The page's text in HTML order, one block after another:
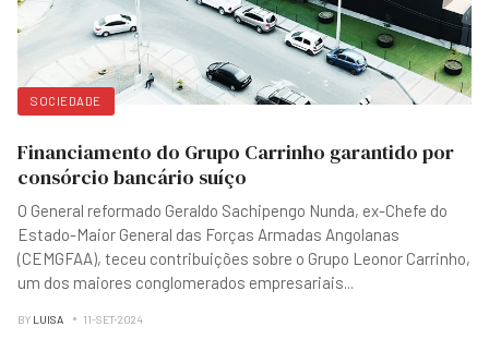
SOCIEDADE
Financiamento do Grupo Carrinho garantido por
consórcio bancário suíço
O General reformado Geraldo Sachipengo Nunda, ex-Chefe do
Estado-Maior General das Forças Armadas Angolanas
(CEMGFAA), teceu contribuições sobre o Grupo Leonor Carrinho,
um dos maiores conglomerados empresariais
BY LUISA 11-SET-2024